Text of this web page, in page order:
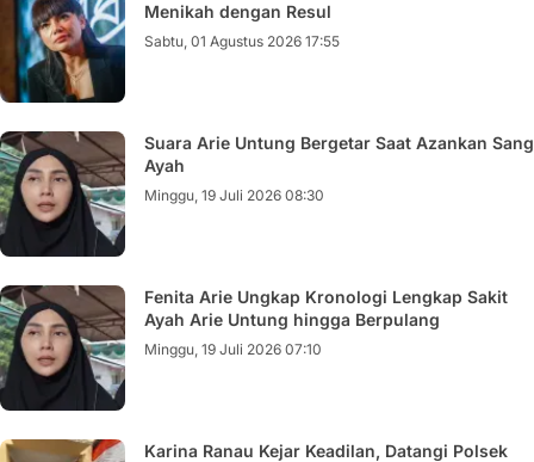
Menikah dengan Resul
Sabtu, 01 Agustus 2026 17:55
Suara Arie Untung Bergetar Saat Azankan Sang
Ayah
Minggu, 19 Juli 2026 08:30
Fenita Arie Ungkap Kronologi Lengkap Sakit
Ayah Arie Untung hingga Berpulang
Minggu, 19 Juli 2026 07:10
Karina Ranau Kejar Keadilan, Datangi Polsek